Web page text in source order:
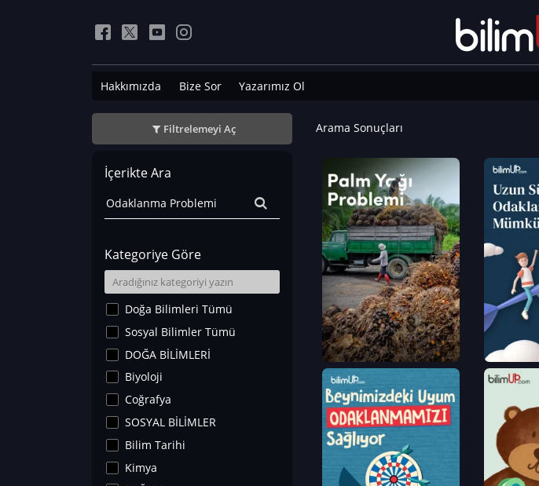
Hakkımızda Bize Sor Yazarımız Ol
Filtrelemeyi Aç
İçerikte Ara
Kategoriye Göre
Doğa Bilimleri Tümü
Sosyal Bilimler Tümü
DOĞA BİLİMLERİ
Biyoloji
Coğrafya
SOSYAL BİLİMLER
Bilim Tarihi
Kimya
Arama Sonuçları